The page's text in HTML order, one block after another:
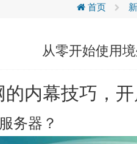
首页
从零开始使用
内幕技巧，
务器？